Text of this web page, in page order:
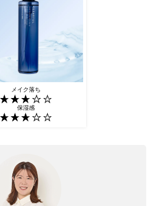
メイク落ち
保湿感